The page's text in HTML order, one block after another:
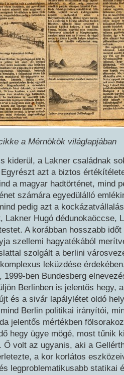
a Mérnökök világlapjában
kiderül, a Lakner családnak
azt a biztos
a magyar hadtörténet, mind
számára egyedülálló
pedig azt a
Lakner Hugó dédunokaöccse,
A korábban hosszabb
szellemi hagyatékából
szolgált a berlini
leküzdése
1999-ben Bundesberg
Berlinben is jelentős hegy,
és a sivár lapálylétet oldó
Berlin politikai irányítói,
jelentős mértékben
hegy ügye mögé, most tűnik
Ő volt az ugyanis, aki a
a kor korlátos
legproblematikusabb statikai